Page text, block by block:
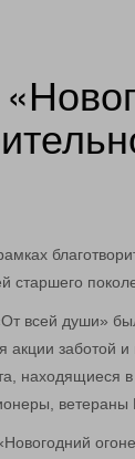
старшего
всей души»
акции заботой
находящиеся
ветераны